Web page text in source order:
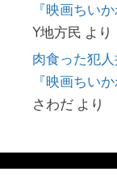
『映画ちい
Y地方民 より
肉食った犯
『映画ちい
さわだ より